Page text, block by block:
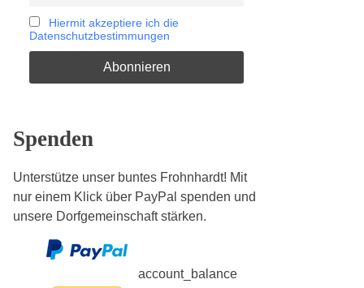
Hiermit akzeptiere ich die
Datenschutzbestimmungen
Spenden
Unterstütze unser buntes Frohnhardt! Mit
nur einem Klick über PayPal spenden und
unsere Dorfgemeinschaft stärken.
account_balance